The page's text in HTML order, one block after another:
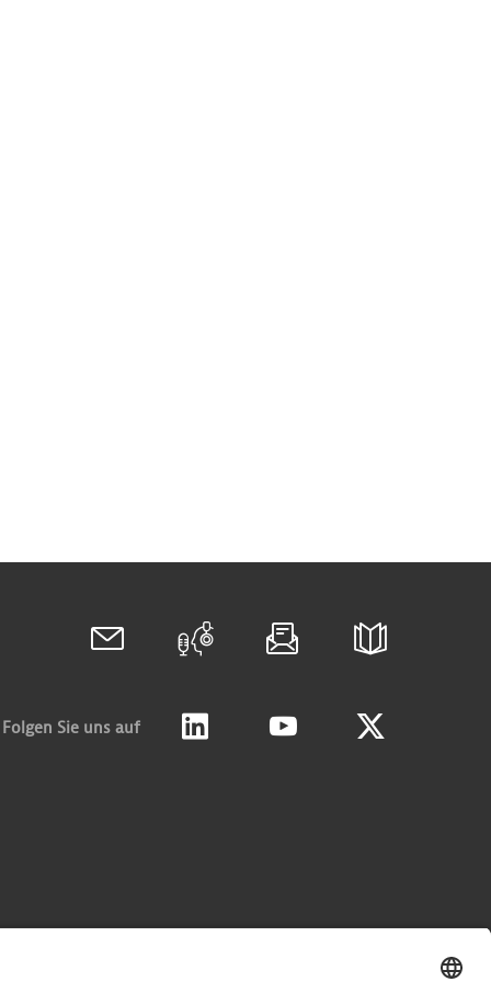
Folgen Sie uns auf